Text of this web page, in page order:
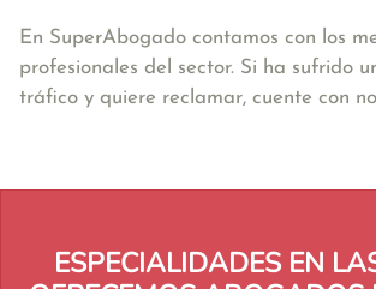
En SuperAbogado contamos con los
profesionales del sector. Si ha sufrido
tráfico y quiere reclamar, cuente con
ESPECIALIDADES EN